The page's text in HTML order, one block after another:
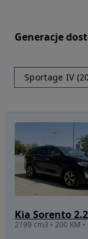
Generacje
Sportage IV
Kia Sorento
2199 cm3 • 200 KM